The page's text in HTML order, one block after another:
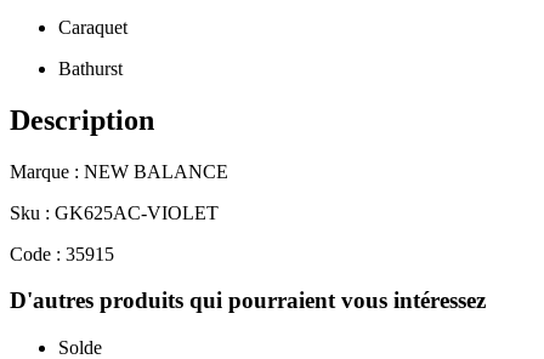
Caraquet
Bathurst
Description
Marque : NEW BALANCE
Sku : GK625AC-VIOLET
Code : 35915
D'autres produits qui pourraient vous intéressez
Solde